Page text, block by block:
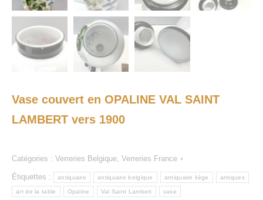
Vase couvert en OPALINE VAL SAINT
LAMBERT vers 1900
Catégories : Verreries Belgique, Verreries France
Étiquettes : antiquaire antiquaire belgique antiquaire liège antiques
art de la table Opaline Val Saint Lambert vase